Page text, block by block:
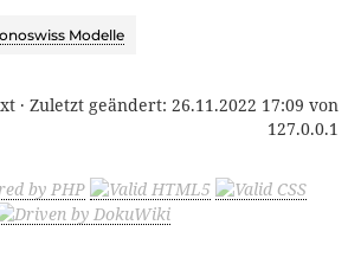
Modelle
· Zuletzt geändert: 26.11.2022 17:09 von
127.0.0.1